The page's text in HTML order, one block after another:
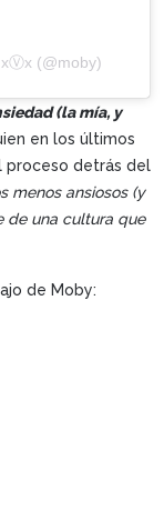
xⓋx (@moby)
(la mía, y
en los últimos
proceso detrás del
menos ansiosos (y
de una cultura que
de Moby: